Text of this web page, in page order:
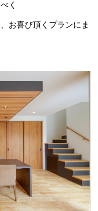
く
お喜び頂くプランにま